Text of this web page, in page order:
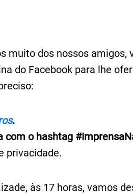
muito dos nossos amigos,
do Facebook para lhe
.
com o hashtag
privacidade.
às 17 horas, vamos